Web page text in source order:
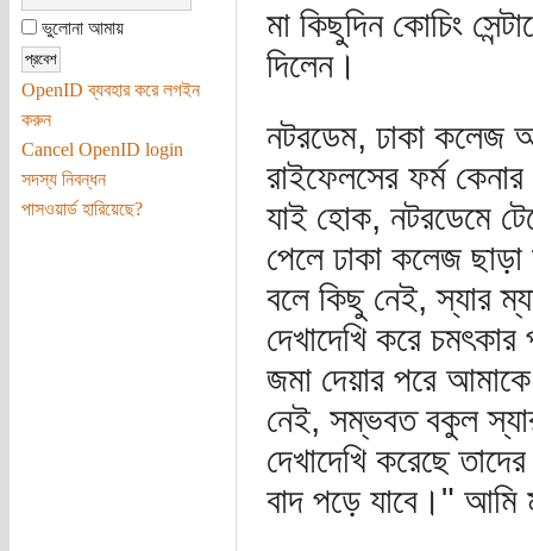
ভুলোনা আমায়
OpenID ব্যবহার করে লগইন
করুন
Cancel OpenID login
সদস্য নিবন্ধন
পাসওয়ার্ড হারিয়েছে?
মা কিছুদিন কোচিং
দিলেন।
নটরডেম, ঢাকা কলেজ
রাইফেলসের ফর্ম
যাই হোক, নটরডেমে
পেলে ঢাকা কলেজ
বলে কিছু নেই, স্যার
দেখাদেখি করে
জমা দেয়ার পরে
নেই, সম্ভবত বকুল
দেখাদেখি করেছে
বাদ পড়ে যাবে।" আমি